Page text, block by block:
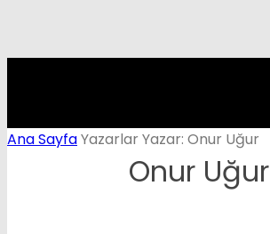
Ana SayfaYazarlar Yazar: Onur Uğur
Onur Uğur